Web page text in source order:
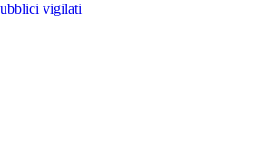
vigilati